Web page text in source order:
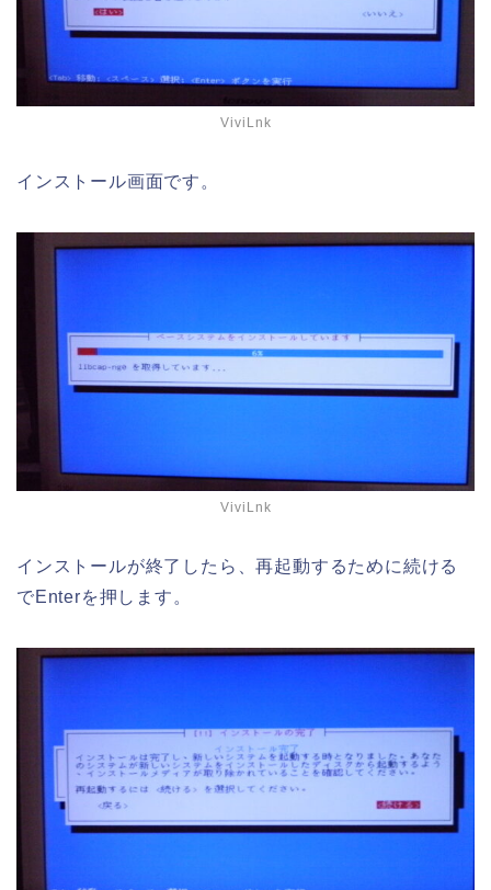
ViviLnk
インストール画面です。
ViviLnk
インストールが終了したら、再起動するために続ける
でEnterを押します。